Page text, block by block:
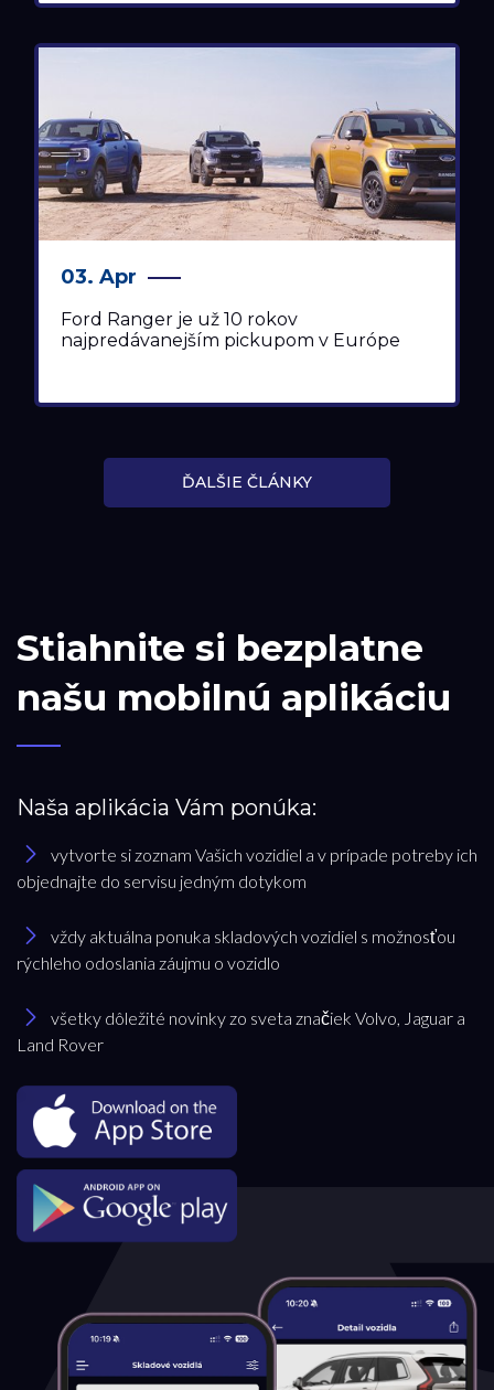
03. Apr
Ford Ranger je už 10 rokov
najpredávanejším pickupom v Európe
ĎALŠIE ČLÁNKY
Stiahnite si bezplatne
našu mobilnú aplikáciu
Naša aplikácia Vám ponúka:
vytvorte si zoznam Vašich vozidiel a v prípade potreby ich
objednajte do servisu jedným dotykom
vždy aktuálna ponuka skladových vozidiel s možnosťou
rýchleho odoslania záujmu o vozidlo
všetky dôležité novinky zo sveta značiek Volvo, Jaguar a
Land Rover